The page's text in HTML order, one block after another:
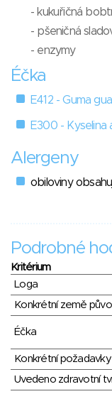
- kukuřičná
- pšeničná
- enzymy
Éčka
E412 - Guma
E300 - Kyselina
Alergeny
obiloviny
Podrobné
Kritérium
Loga
Konkrétní země
Éčka
Konkrétní
Uvedeno zdravotní